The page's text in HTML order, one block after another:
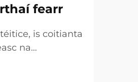
fearr
is coitianta
na
Áfach, ó